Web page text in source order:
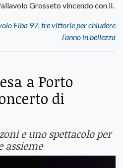
Grosseto vincendo con il.
Elba 97, tre vittorie per chiudere
l’anno in bellezza
a Porto
di
e uno spettacolo per
assieme